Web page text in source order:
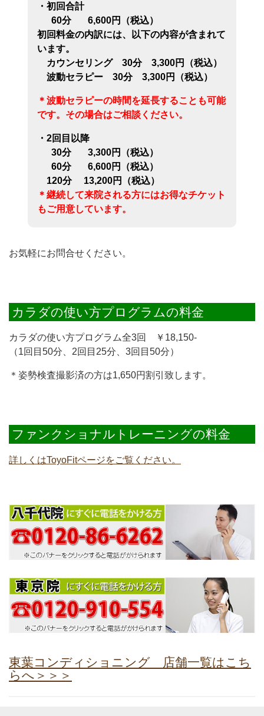
・初回合計
60分 6,600円（税込）
初回料金の内訳には、以下の内容が含まれて
います。
カウンセリング 30分 3,300円（税込）
波動セラピー 30分 3,300円（税込）
＊波動セラピーの時間を延長することも可能
です。その場合はご相談ください。
・2回目以降
30分 3,300円（税込）
60分 6,600円（税込）
120分 13,200円（税込）
＊継続して来院される方にはお得なチケット
もご用意しています。
お気軽にお問合せください。
カラダの使い方プログラムの料金
カラダの使い方プログラム全3回 ￥18,150-
（1回目50分、2回目25分、3回目50分）
＊姿勢検査撮影済の方は1,650円割引致します。
ファンクショナルトレーニングの料金
詳しくはToyoFitページをご覧ください。
東葉コンディショニング 店舗一覧はこち
らへ＞＞＞